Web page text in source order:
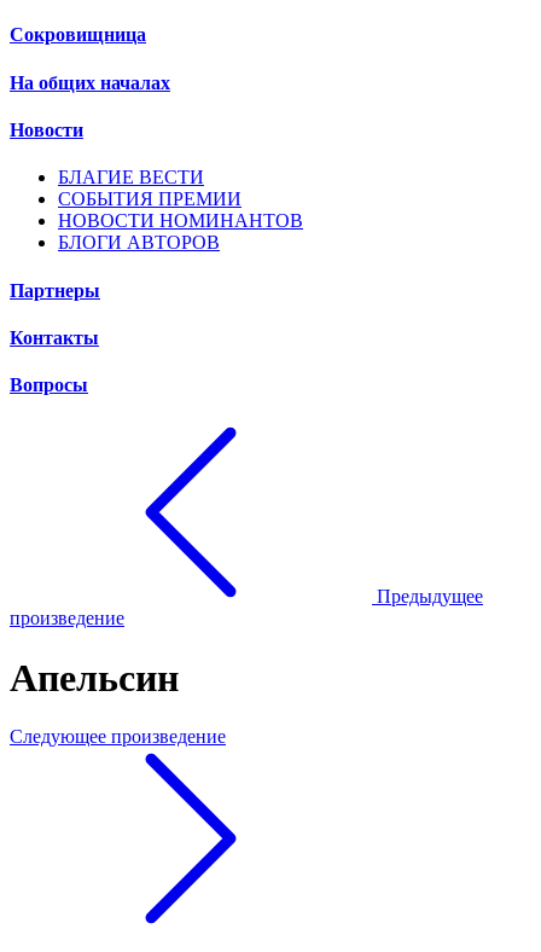
Сокровищница
На общих началах
Новости
БЛАГИЕ ВЕСТИ
СОБЫТИЯ ПРЕМИИ
НОВОСТИ НОМИНАНТОВ
БЛОГИ АВТОРОВ
Партнеры
Контакты
Вопросы
Предыдущее
произведение
Апельсин
Следующее произведение